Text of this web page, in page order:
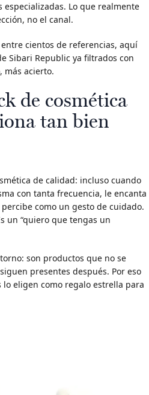
especializadas. Lo que realmente
no el canal.
cientos de referencias, aquí
Sibari Republic ya filtrados con
más acierto.
de cosmética
tan bien
de calidad: incluso cuando
con tanta frecuencia, le encanta
como un gesto de cuidado.
un “quiero que tengas un
son productos que no se
presentes después. Por eso
lo eligen como regalo estrella para